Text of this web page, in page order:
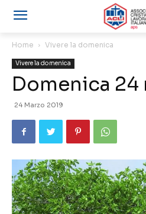
Home Vivere la domenica
Vivere la domenica
Domenica 24
24 Marzo 2019